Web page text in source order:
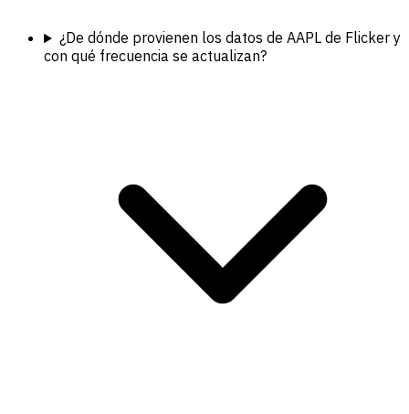
¿De dónde provienen los datos de AAPL de Flicker y
con qué frecuencia se actualizan?